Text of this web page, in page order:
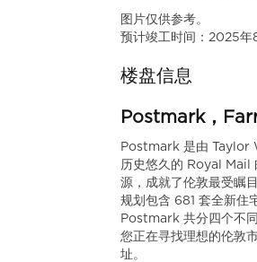
图片仅供参考。
预计竣工时间：2025年
楼盘信息
Postmark，
Postmark 是由 Taylor
历史悠久的 Royal Mail
源，成就了伦敦最受瞩
规划包含 681 套全新住
Postmark 共分四个不
您正在寻找理想的伦敦
址。